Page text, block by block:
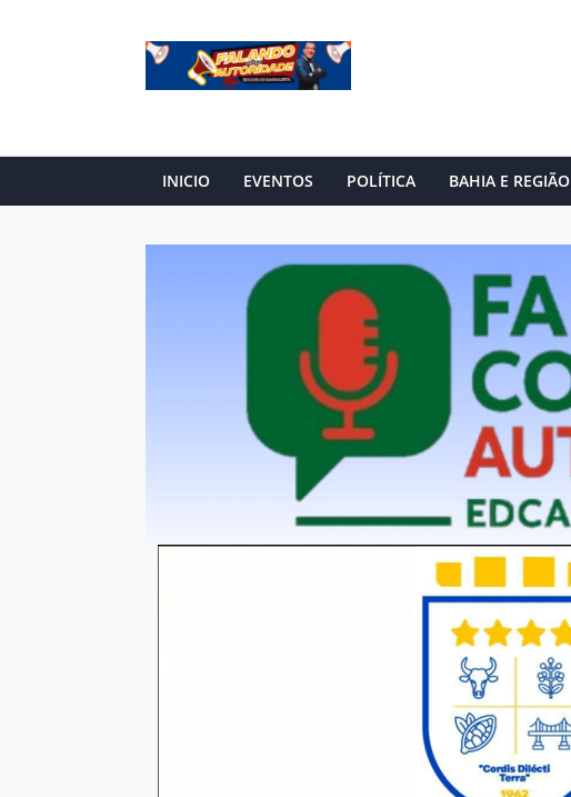
INICIO EVENTOS POLÍTICA BAHIA E REGIÃO